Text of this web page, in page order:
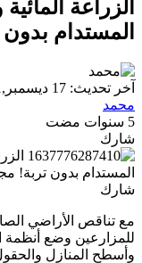
الزراعة
المستدام بدون
آخر تحديث: 17 ديسمبر,2021 12:58 ص
محمد
5 سنوات مضت
شارك
شارك
مع تناقص الأراضي
للمزارعين وضع أنظمة
وأسطح المنازل